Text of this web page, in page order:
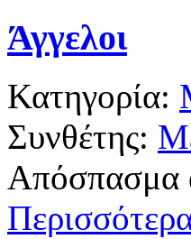
Άγγελοι
Κατηγορία:
Συνθέτης:
Απόσπασμα